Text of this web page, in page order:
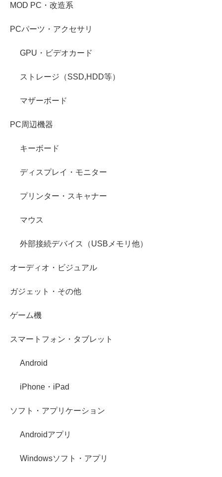
MOD PC・改造系
PCパーツ・アクセサリ
GPU・ビデオカード
ストレージ（SSD,HDD等）
マザーボード
PC周辺機器
キーボード
ディスプレイ・モニター
プリンター・スキャナー
マウス
外部接続デバイス（USBメモリ他）
オーディオ・ビジュアル
ガジェット・その他
ゲーム機
スマートフォン・タブレット
Android
iPhone・iPad
ソフト・アプリケーション
Androidアプリ
Windowsソフト・アプリ